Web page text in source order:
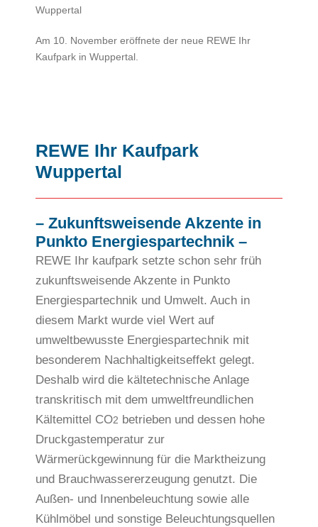
Wuppertal
Am 10. November eröffnete der neue REWE Ihr
Kaufpark in Wuppertal.
REWE Ihr Kaufpark
Wuppertal
– Zukunftsweisende Akzente in
Punkto Energiespartechnik –
REWE Ihr kaufpark setzte schon sehr früh
zukunftsweisende Akzente in Punkto
Energiespartechnik und Umwelt. Auch in
diesem Markt wurde viel Wert auf
umweltbewusste Energiespartechnik mit
besonderem Nachhaltigkeitseffekt gelegt.
Deshalb wird die kältetechnische Anlage
transkritisch mit dem umweltfreundlichen
Kältemittel CO2 betrieben und dessen hohe
Druckgastemperatur zur
Wärmerückgewinnung für die Marktheizung
und Brauchwassererzeugung genutzt. Die
Außen- und Innenbeleuchtung sowie alle
Kühlmöbel und sonstige Beleuchtungsquellen